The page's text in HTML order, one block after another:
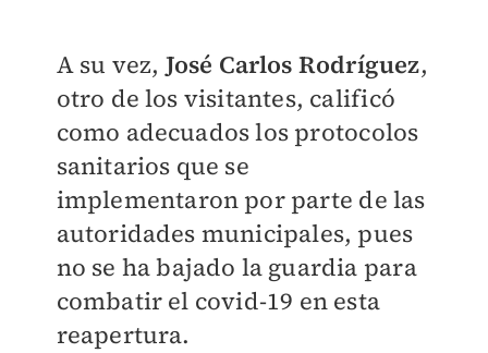
A su vez, José Carlos Rodríguez,
otro de los visitantes, calificó
como adecuados los protocolos
sanitarios que se
implementaron por parte de las
autoridades municipales, pues
no se ha bajado la guardia para
combatir el covid-19 en esta
reapertura.